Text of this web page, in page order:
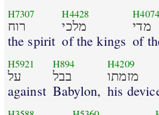
H7307
רוח
the spirit
H4428
מלכי
of the kings
H4074
מדי
of
H5921
על
against
H894
בבל
Babylon,
H4209
מזמתו
his